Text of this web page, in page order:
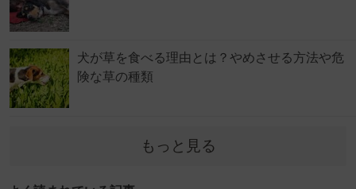
犬が草を食べる理由とは？やめさせる方法や危
険な草の種類
もっと見る